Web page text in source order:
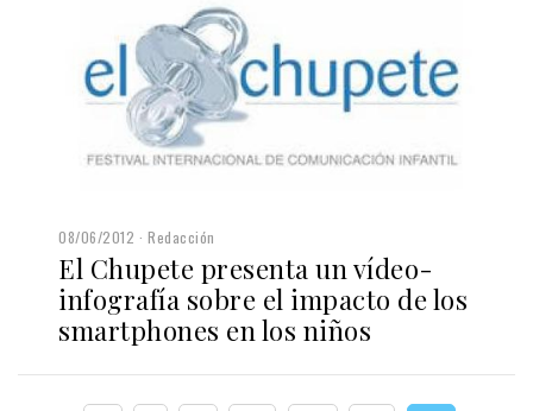
08/06/2012 Redacción
El Chupete presenta un vídeo-
infografía sobre el impacto de los
smartphones en los niños